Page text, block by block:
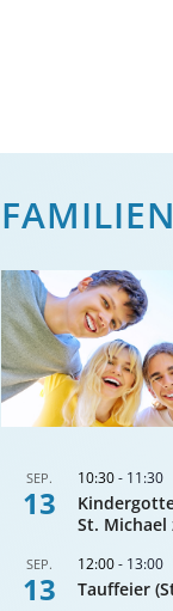
SEP.
13
10:30- 11:30
St. Michael
SEP.
13
12:00- 13:00
Tauffeier